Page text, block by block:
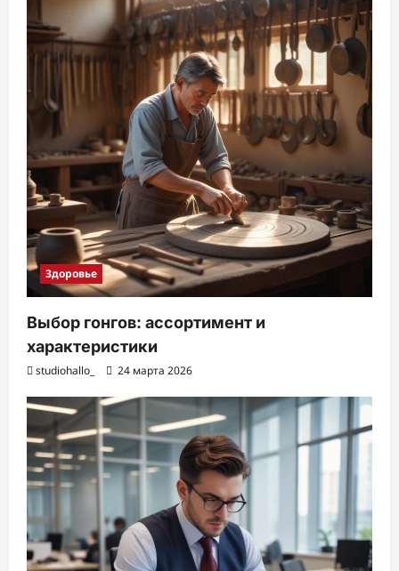
Здоровье
Выбор гонгов: ассортимент и
характеристики
studiohallo_ 24 марта 2026